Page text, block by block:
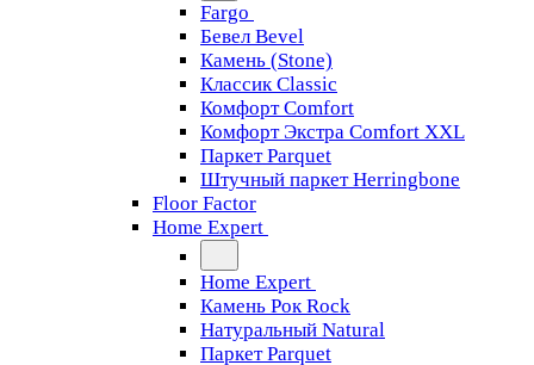
Fargo
Бевел Bevel
Камень (Stone)
Классик Classic
Комфорт Comfort
Комфорт Экстра Comfort XXL
Паркет Parquet
Штучный паркет Herringbone
Floor Factor
Home Expert
Home Expert
Камень Рок Rock
Натуральный Natural
Паркет Parquet